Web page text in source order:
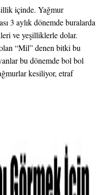
içinde. Yağmur
3 aylık dönemde buralarda
ve yeşilliklerle dolar.
“Mil” denen bitki bu
bu dönemde bol bol
kesiliyor, etraf